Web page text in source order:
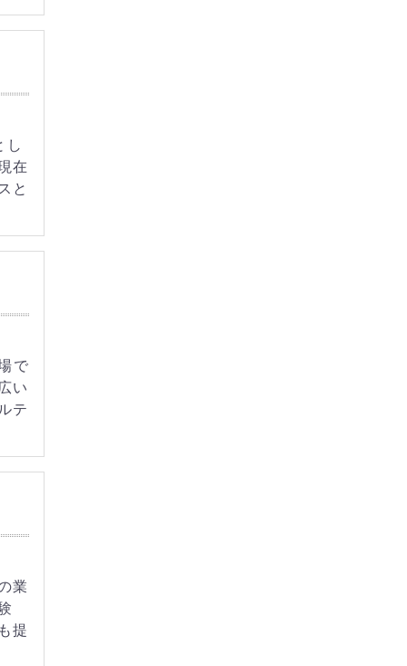
し
在
と
で
い
テ
業
提